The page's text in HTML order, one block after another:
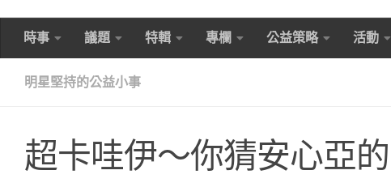
時事 議題 特輯 專欄 公益策略 活動
明星堅持的公益小事
超卡哇伊～你猜安心亞